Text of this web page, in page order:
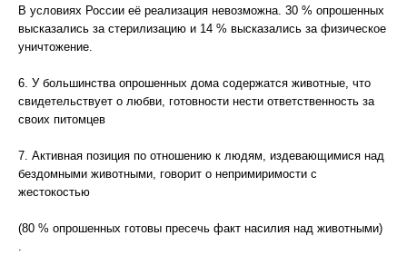
В условиях России её реализация невозможна. 30 % опрошенных
высказались за стерилизацию и 14 % высказались за физическое
уничтожение.
6. У большинства опрошенных дома содержатся животные, что
свидетельствует о любви, готовности нести ответственность за
своих питомцев
7. Активная позиция по отношению к людям, издевающимися над
бездомными животными, говорит о непримиримости с
жестокостью
(80 % опрошенных готовы пресечь факт насилия над животными)
.